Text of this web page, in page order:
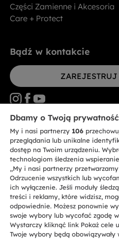
Części Zamienne i Akcesoria
Care + Protect
Bądź w kontakcie
CANDY HOOVER GROUP S.r.I. -
STATUTOWA: Via Comolli, 57 - 20861
SIEDZIBY ADMINISTRACYJNE: Via
nadanego numeru - 20861 Brugherio
Vimercate (MB) - Włochy - Tel.:
Kapitał zakładowy 35.000.000,00 €
podatkowej i nr wpisu do Rejestru
Monza-Brianza-Lodi 04666310158 -
Repertorium Ekonomiczno -
Autoryzacja IT AEOF 211870 - Spółka
Candy S.p.A.
PL / Polski
Dbamy o Twoją prywatność
My i nasi partnerzy 106
przeglądania lub unikalne
dostęp na Twoim urządzeniu.
technologiom śledzenia
„My i nasi partnerzy
Odrzucenie wszystkich lub
ich wyłączenie. Jeśli moduły
treści i reklamy, które widzisz,
odpowiednie. Możesz ponownie
swoje wybory lub wycofać zgodę
Wystarczy kliknąć link Pokaż cele
Twoje wybory będą